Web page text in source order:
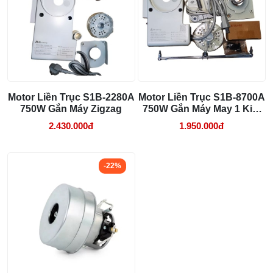
Ưu điểm của mô tơ máy may tiết kiệm
điện máy 1 kim
Tiết kiệm điện năng: Công nghệ tiên tiến giúp tiết kiệm
đến 70% năng lượng so với các loại mô tơ thông
thường.
Thích hợp cho máy may công nghiệp điện tử: Đặc
Cách lắp kim máy vắt sổ đúng chiều tránh
bỏ mũi
03/08/2026 10:22 AM
Motor Liền Trục S1B-2280A
750W Gắn Máy Zigzag
2.430.000đ
Motor Liền Trục S1B-8700A
750W Gắn Máy May 1 Kim
Cơ
1.950.000đ
-22%